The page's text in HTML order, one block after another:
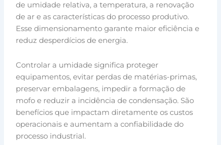
de umidade relativa, a temperatura, a renovação
de ar e as características do processo produtivo.
Esse dimensionamento garante maior eficiência e
reduz desperdícios de energia.
Controlar a umidade significa proteger
equipamentos, evitar perdas de matérias-primas,
preservar embalagens, impedir a formação de
mofo e reduzir a incidência de condensação. São
benefícios que impactam diretamente os custos
operacionais e aumentam a confiabilidade do
processo industrial.